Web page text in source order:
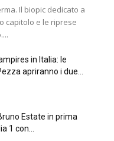
Il biopic dedicato a
capitolo e le riprese
in Italia: le
apriranno i due...
Estate in prima
1 con...